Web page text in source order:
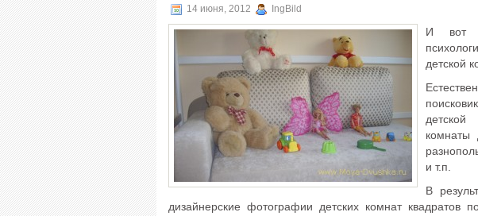
14 июня, 2012 IngBild
И вот
детской
комнаты
и т.п.
В
дизайнерские фотографии детских комнат квадратов